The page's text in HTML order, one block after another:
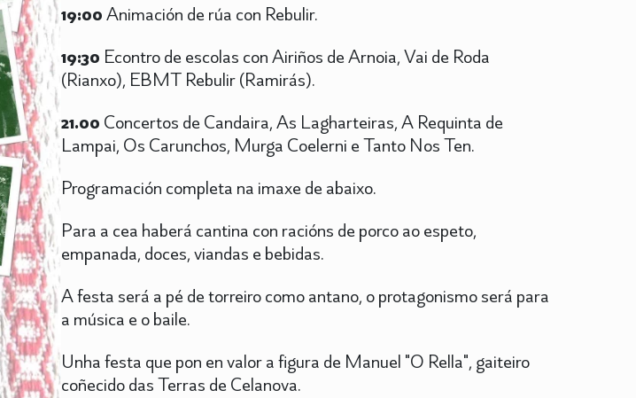
19:00Animación de rúa con Rebulir.
19:30 Econtro de escolas con Airiños de Arnoia, Vai de Roda
(Rianxo), EBMT Rebulir (Ramirás).
21.00 Concertos de Candaira, As Lagharteiras, A Requinta de
Lampai, Os Carunchos, Murga Coelerni e Tanto Nos Ten.
Programación completa na imaxe de abaixo.
Para a cea haberá cantina con racións de porco ao espeto,
empanada, doces, viandas e bebidas.
A festa será a pé de torreiro como antano, o protagonismo será para
a música e o baile.
Unha festa que pon en valor a figura de Manuel "O Rella", gaiteiro
coñecido das Terras de Celanova.